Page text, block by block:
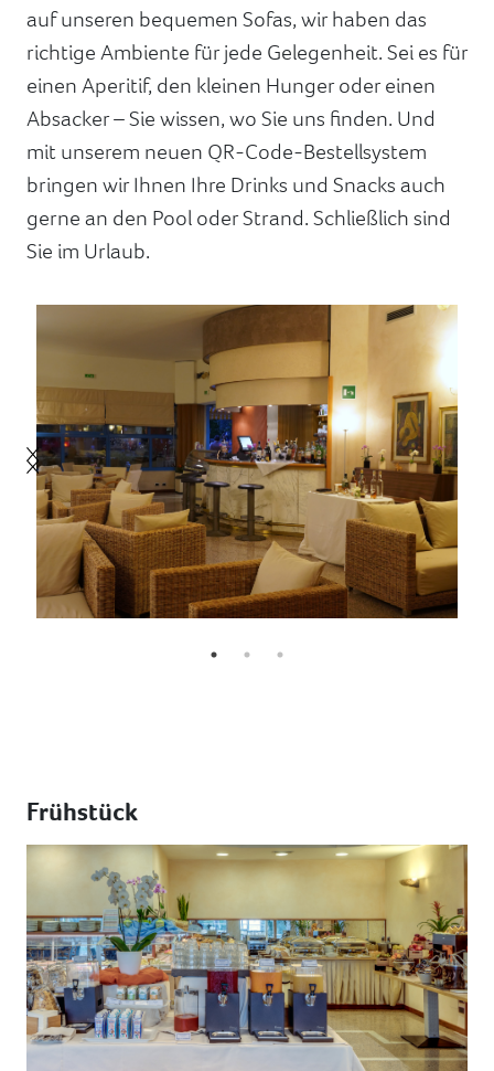
auf unseren bequemen Sofas, wir haben das
richtige Ambiente für jede Gelegenheit. Sei es für
einen Aperitif, den kleinen Hunger oder einen
Absacker – Sie wissen, wo Sie uns finden. Und
mit unserem neuen QR-Code-Bestellsystem
bringen wir Ihnen Ihre Drinks und Snacks auch
gerne an den Pool oder Strand. Schließlich sind
Sie im Urlaub.
Frühstück